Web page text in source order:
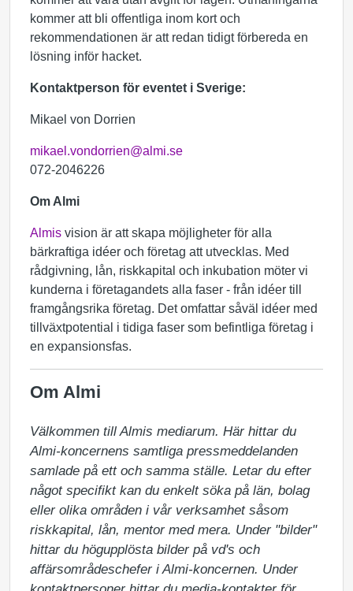
kommer att bli offentliga inom kort och
rekommendationen är att redan tidigt förbereda en
lösning inför hacket.
Kontaktperson för eventet i Sverige:
Mikael von Dorrien
mikael.vondorrien@almi.se
072-2046226
Om Almi
Almis vision är att skapa möjligheter för alla
bärkraftiga idéer och företag att utvecklas. Med
rådgivning, lån, riskkapital och inkubation möter vi
kunderna i företagandets alla faser - från idéer till
framgångsrika företag. Det omfattar såväl idéer med
tillväxtpotential i tidiga faser som befintliga företag i
en expansionsfas.
Om Almi
Välkommen till Almis mediarum. Här hittar du
Almi-koncernens samtliga pressmeddelanden
samlade på ett och samma ställe. Letar du efter
något specifikt kan du enkelt söka på län, bolag
eller olika områden i vår verksamhet såsom
riskkapital, lån, mentor med mera. Under "bilder"
hittar du högupplösta bilder på vd's och
affärsområdeschefer i Almi-koncernen. Under